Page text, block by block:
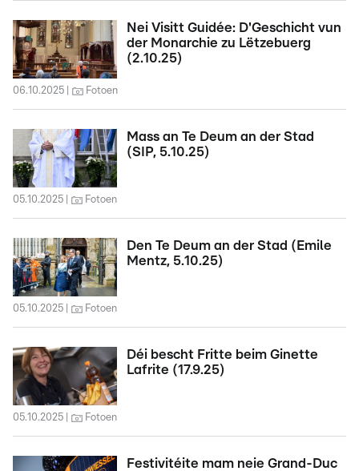
Nei Visitt Guidée: D'Geschicht vun
der Monarchie zu Lëtzebuerg
(2.10.25)
06.10.2025 Fotoen
Mass an Te Deum an der Stad
(SIP, 5.10.25)
05.10.2025 Fotoen
Den Te Deum an der Stad (Emile
Mentz, 5.10.25)
05.10.2025 Fotoen
Déi bescht Fritte beim Ginette
Lafrite (17.9.25)
05.10.2025 Fotoen
Festivitéite mam neie Grand-Duc